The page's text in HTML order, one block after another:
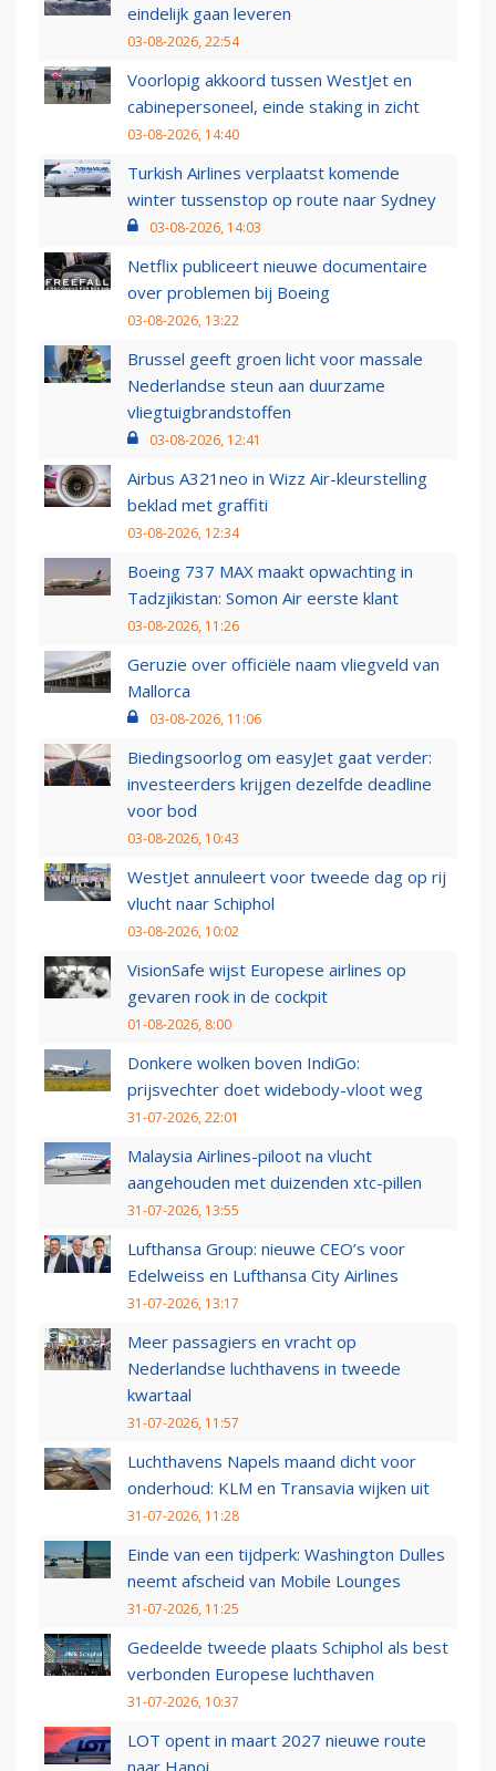
eindelijk gaan leveren
03-08-2026, 22:54
Voorlopig akkoord tussen WestJet en
cabinepersoneel, einde staking in zicht
03-08-2026, 14:40
Turkish Airlines verplaatst komende
winter tussenstop op route naar Sydney
03-08-2026, 14:03
Netflix publiceert nieuwe documentaire
over problemen bij Boeing
03-08-2026, 13:22
Brussel geeft groen licht voor massale
Nederlandse steun aan duurzame
vliegtuigbrandstoffen
03-08-2026, 12:41
Airbus A321neo in Wizz Air-kleurstelling
beklad met graffiti
03-08-2026, 12:34
Boeing 737 MAX maakt opwachting in
Tadzjikistan: Somon Air eerste klant
03-08-2026, 11:26
Geruzie over officiële naam vliegveld van
Mallorca
03-08-2026, 11:06
Biedingsoorlog om easyJet gaat verder:
investeerders krijgen dezelfde deadline
voor bod
03-08-2026, 10:43
WestJet annuleert voor tweede dag op rij
vlucht naar Schiphol
03-08-2026, 10:02
VisionSafe wijst Europese airlines op
gevaren rook in de cockpit
01-08-2026, 8:00
Donkere wolken boven IndiGo:
prijsvechter doet widebody-vloot weg
31-07-2026, 22:01
Malaysia Airlines-piloot na vlucht
aangehouden met duizenden xtc-pillen
31-07-2026, 13:55
Lufthansa Group: nieuwe CEO’s voor
Edelweiss en Lufthansa City Airlines
31-07-2026, 13:17
Meer passagiers en vracht op
Nederlandse luchthavens in tweede
kwartaal
31-07-2026, 11:57
Luchthavens Napels maand dicht voor
onderhoud: KLM en Transavia wijken uit
31-07-2026, 11:28
Einde van een tijdperk: Washington Dulles
neemt afscheid van Mobile Lounges
31-07-2026, 11:25
Gedeelde tweede plaats Schiphol als best
verbonden Europese luchthaven
31-07-2026, 10:37
LOT opent in maart 2027 nieuwe route